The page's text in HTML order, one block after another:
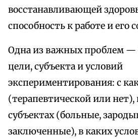
восстанавливающей
способность к работе и его
Одна из важных проблем —
цели, субъекта и условий
экспериментирования: с
(терапевтической или нет),
субъектах (больные,
заключенные), в каких